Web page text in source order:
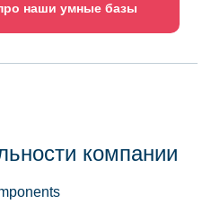
наши умные базы
компании